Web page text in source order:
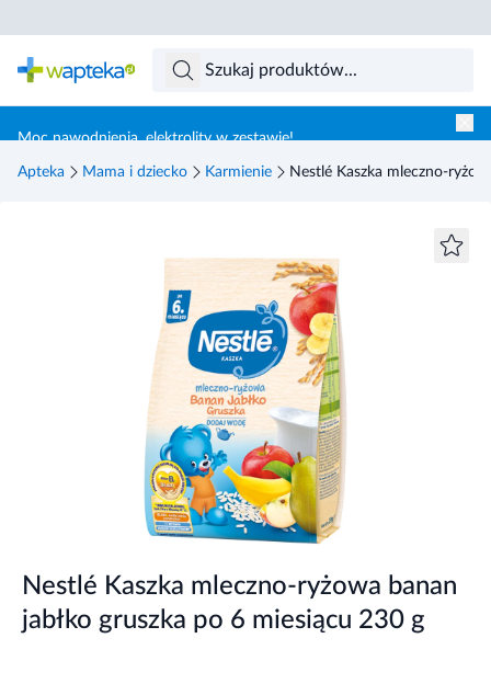
Moc nawodnienia, elektrolity w zestawie!
Apteka Mama i dziecko Karmienie Nestlé Kaszka mleczno-
Nestlé Kaszka mleczno-ryżowa banan
jabłko gruszka po 6 miesiącu 230 g